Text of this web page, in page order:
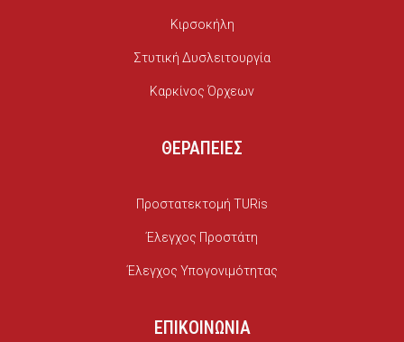
Κιρσοκήλη
Στυτική Δυσλειτουργία
Καρκίνος Όρχεων
ΘΕΡΑΠΕΙΕΣ
Προστατεκτομή TURis
Έλεγχος Προστάτη
Έλεγχος Υπογονιμότητας
ΕΠΙΚΟΙΝΩΝΙΑ